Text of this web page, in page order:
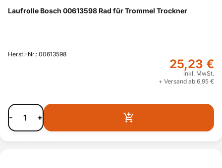
Laufrolle Bosch 00613598 Rad für Trommel Trockner
Herst.-Nr.: 00613598
25,23 €
inkl. MwSt.
+ Versand ab 6,95 €
- +